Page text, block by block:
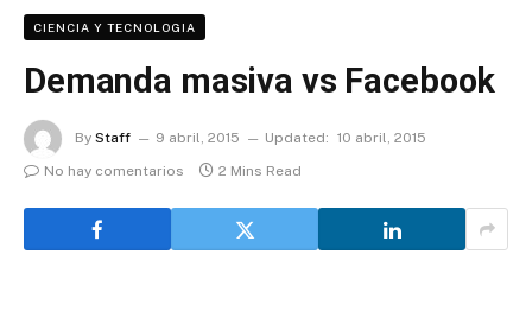
CIENCIA Y TECNOLOGIA
Demanda masiva vs Facebook
By Staff 9 abril, 2015 Updated: 10 abril, 2015
No hay comentarios
2 Mins Read